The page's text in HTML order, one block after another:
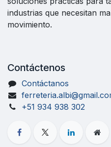
industrias que necesitan
movimiento.
Contáctenos
Contáctanos
+51 934 938 302